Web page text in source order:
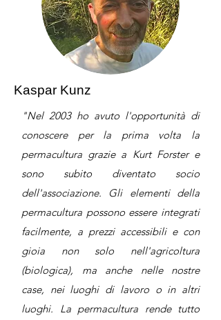
Kaspar Kunz
"Nel 2003 ho avuto l'opportunità di
conoscere per la prima volta la
permacultura grazie a Kurt Forster e
sono subito diventato socio
dell'associazione. Gli elementi della
permacultura possono essere integrati
facilmente, a prezzi accessibili e con
gioia non solo nell'agricoltura
(biologica), ma anche nelle nostre
case, nei luoghi di lavoro o in altri
luoghi. La permacultura rende tutto